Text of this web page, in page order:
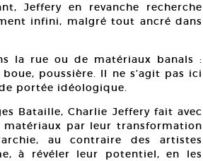
Jeffery en revanche recherche
infini, malgré tout ancré dans
la rue ou de matériaux banals :
poussière. Il ne s’agit pas ici
portée idéologique.
Bataille, Charlie Jeffery fait avec
matériaux par leur transformation
au contraire des artistes
à révéler leur potentiel, en les